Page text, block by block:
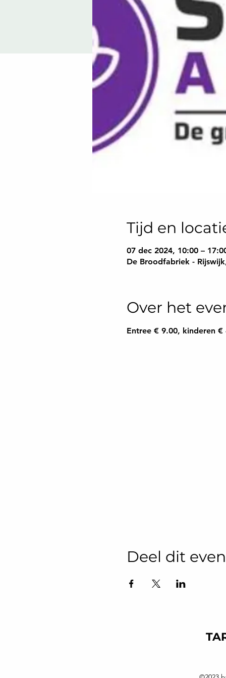
Tijd en
07 dec 2024, 10:00 –
De Broodfabriek -
Over het
Entree € 9.00, kinderen €
Deel dit